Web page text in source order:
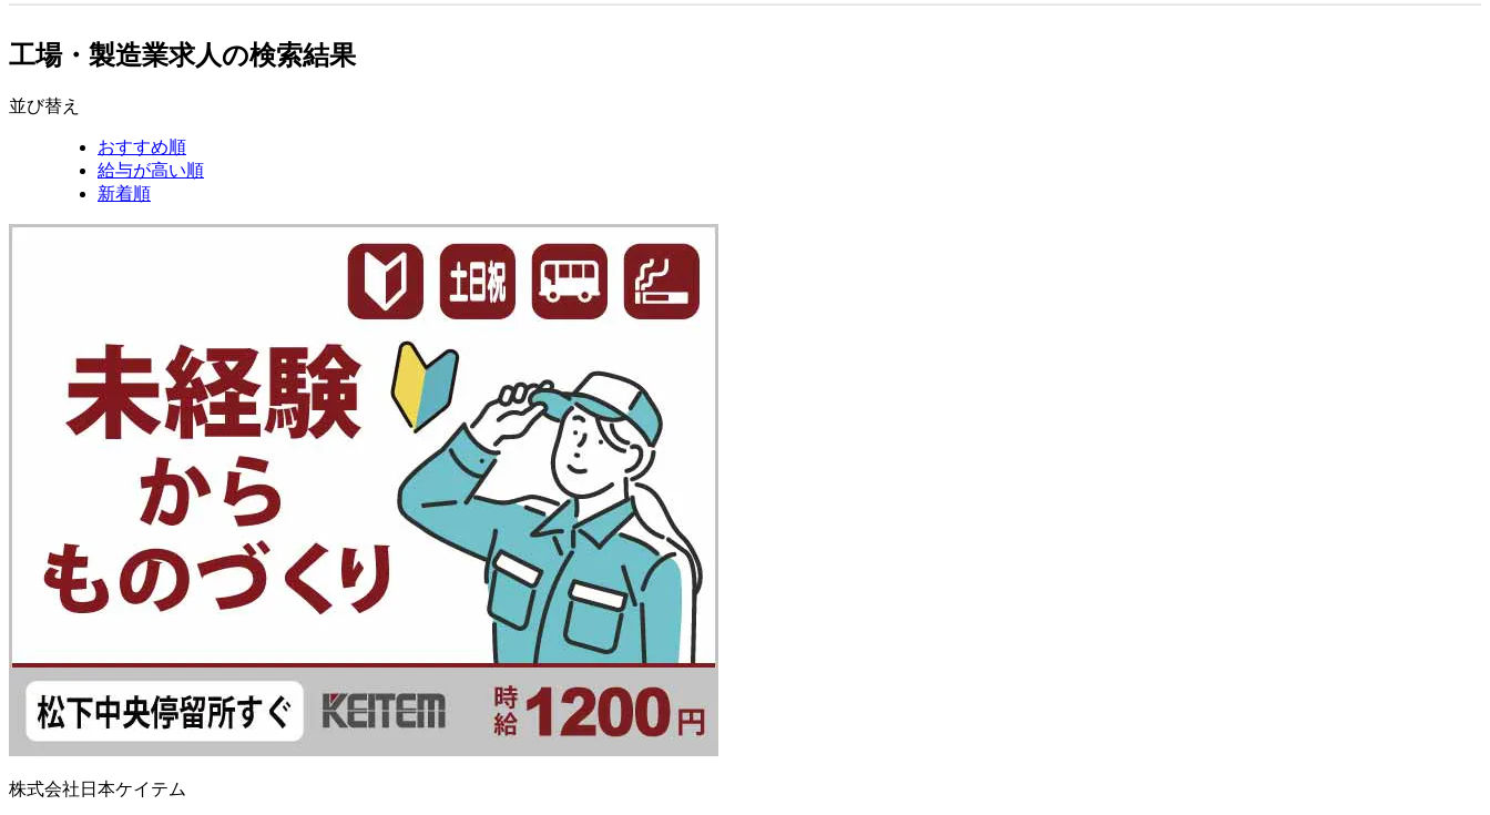
工場・製造業求人の検索結果
並び替え
おすすめ順
給与が高い順
新着順
株式会社日本ケイテム